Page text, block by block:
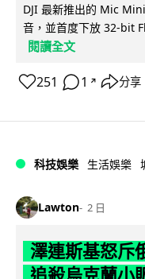
DJI 最新推出的 Mic
音，並首度下放 32-bit
閱讀全文
251 1 ↗ 分享
科技娛樂 生活娛樂
Lawton 2 日
澤連斯基怒斥